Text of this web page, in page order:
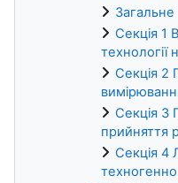
Загальне
Секція 1
технології
Секція 2
Секція 3
прийняття
Секція 4